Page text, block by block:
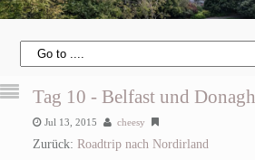
Tag 10 - Belfast und
Jul 13, 2015 cheesy
Zurück: Roadtrip nach Nordirland